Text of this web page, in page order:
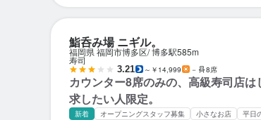
鮨呑み場 ニギル。
福岡県 福岡市博多区 博多駅585m
寿司
3.21 ～￥14,999 － 8席
カウンター8席のみの、高級寿司店
求したい人限定。
新着 オープニングスタッフ募集 小さなお店 平日